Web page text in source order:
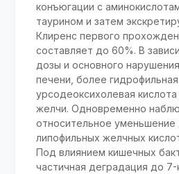
конъюгации с
таурином и затем
Клиренс первого
составляет до 60%. В
дозы и основного
печени, более гидрофильная
урсодеоксихолевая
желчи. Одновременно
относительное уменьшение
липофильных желчных
Под влиянием кишечных
частичная деградация до